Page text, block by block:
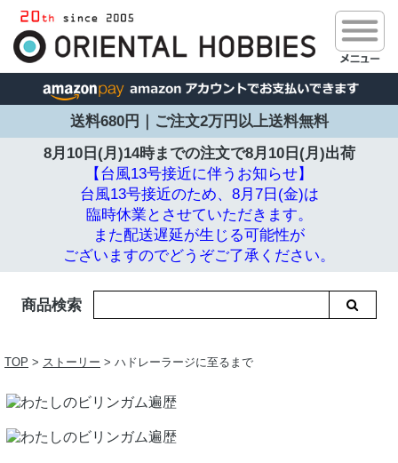
送料680円｜ご注文2万円以上送料無料
8月10日(月)14時までの注文で8月10日(月)出荷
【台風13号接近に伴うお知らせ】
台風13号接近のため、8月7日(金)は
臨時休業とさせていただきます。
また配送遅延が生じる可能性が
ございますのでどうぞご了承ください。
商品検索
TOP > ストーリー > ハドレーラージに至るまで